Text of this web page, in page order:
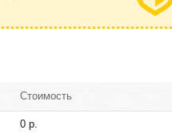
Стоимость
0 р.